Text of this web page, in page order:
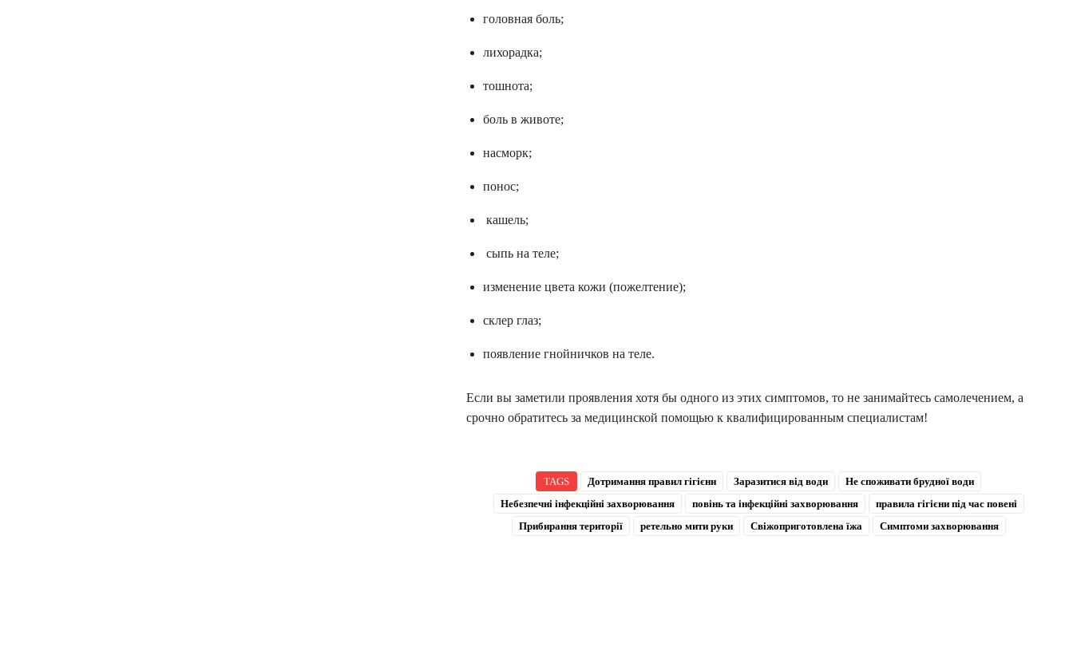
головная боль;
лихорадка;
тошнота;
боль в животе;
насморк;
понос;
кашель;
сыпь на теле;
изменение цвета кожи (пожелтение);
склер глаз;
появление гнойничков на теле.
Если вы заметили проявления хотя бы одного из этих симптомов, то не занимайтесь самолечением, а
срочно обратитесь за медицинской помощью к квалифицированным специалистам!
TAGS Дотримання правил гігієни Заразитися від води
Не споживати брудної води
Небезпечні інфекційні захворювання
повінь та інфекційні захворювання
правила гігієни під час повені
Прибирання території
ретельно мити руки Свіжоприготовлена їжа Симптоми захворювання